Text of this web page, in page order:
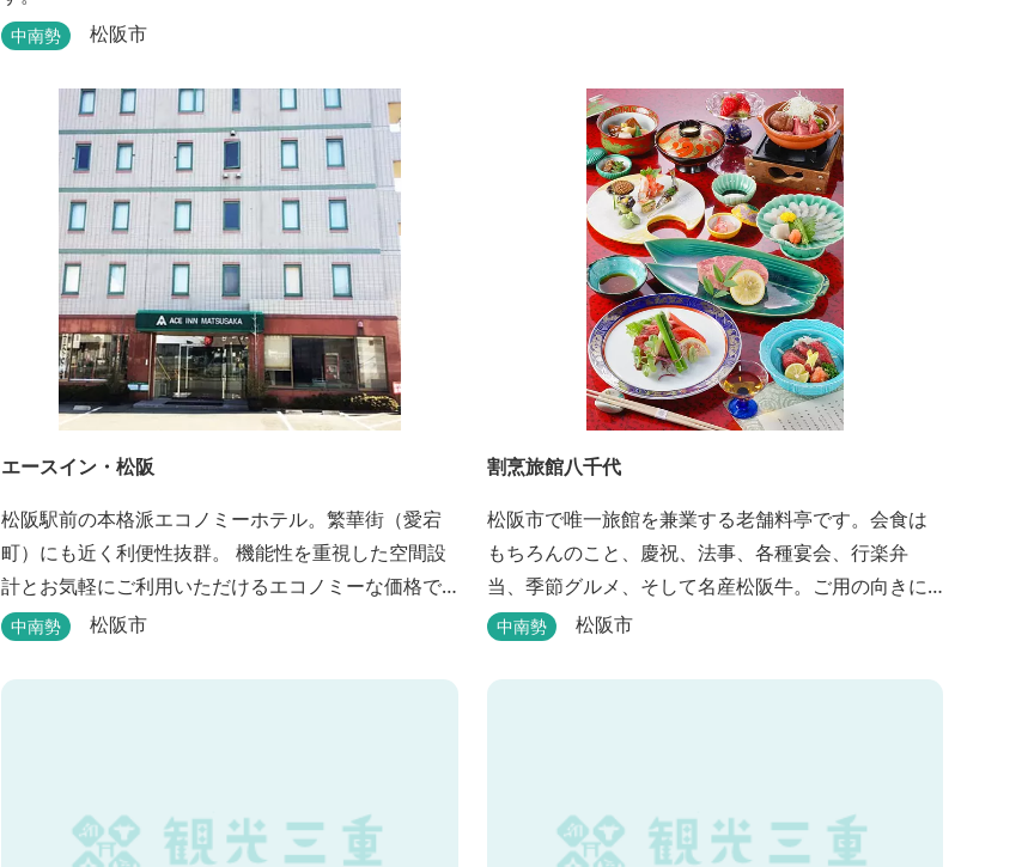
中南勢 松阪市
エースイン・松阪
松阪駅前の本格派エコノミーホテル。繁華街（愛宕
町）にも近く利便性抜群。 機能性を重視した空間設
計とお気軽にご利用いただけるエコノミーな価格で
長期滞在に最適。喫煙・禁煙ルームもご指定いただ
ュッフェ（6:30～9:30） ・アルコールも無料のウェ
中南勢 松阪市
割烹旅館八千代
松阪市で唯一旅館を兼業する老舗料亭です。会食は
もちろんのこと、慶祝、法事、各種宴会、行楽弁
当、季節グルメ、そして名産松阪牛。ご用の向きに
応じて各種お料理提供いたします。また、宿泊のご
木造建築で昔風情をお楽しみください。
中南勢 松阪市